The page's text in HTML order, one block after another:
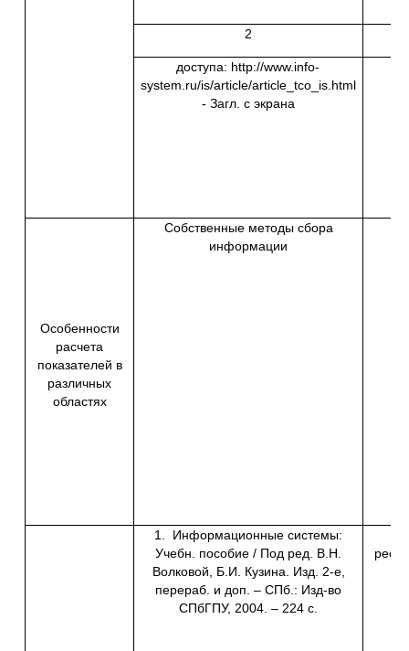
2
доступа: http://www.info-
system.ru/is/article/article_tco_is.html
- Загл. с экрана
Особенности
расчета
показателей в
различных
областях
Собственные методы сбора
информации
1. Информационные системы:
Учебн. пособие / Под ред. В.Н.
Волковой, Б.И. Кузина. Изд. 2-е,
перераб. и доп. – СПб.: Изд-во
СПбГПУ, 2004. – 224 с.